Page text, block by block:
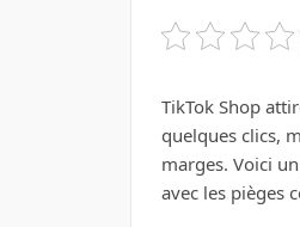
TikTok Shop
quelques clics,
marges. Voici
avec les pièges